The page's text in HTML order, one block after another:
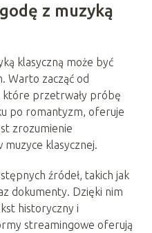
z muzyką
klasyczną może być
Warto zacząć od
które przetrwały próbę
po romantyzm, oferuje
zrozumienie
klasycznej.
źródeł, takich jak
dokumenty. Dzięki nim
historyczny i
streamingowe oferują